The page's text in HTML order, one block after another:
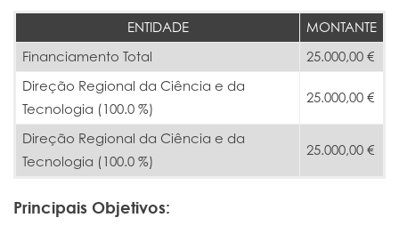
ENTIDADE
MONTANTE
Financiamento Total
25.000,00 €
Direção Regional da Ciência e da
Tecnologia (100.0 %)
25.000,00 €
Direção Regional da Ciência e da
Tecnologia (100.0 %)
25.000,00 €
Principais Objetivos: